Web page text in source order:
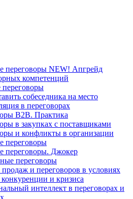
переговоры NEW! Апгрейд
компетенций
собеседника на место
в переговорах
B2B. Практика
в закупках с поставщиками
и конфликты в организации
переговоры
переговоры. Джокер
переговоры
и переговоров в условиях
и кризиса
интеллект в переговорах и